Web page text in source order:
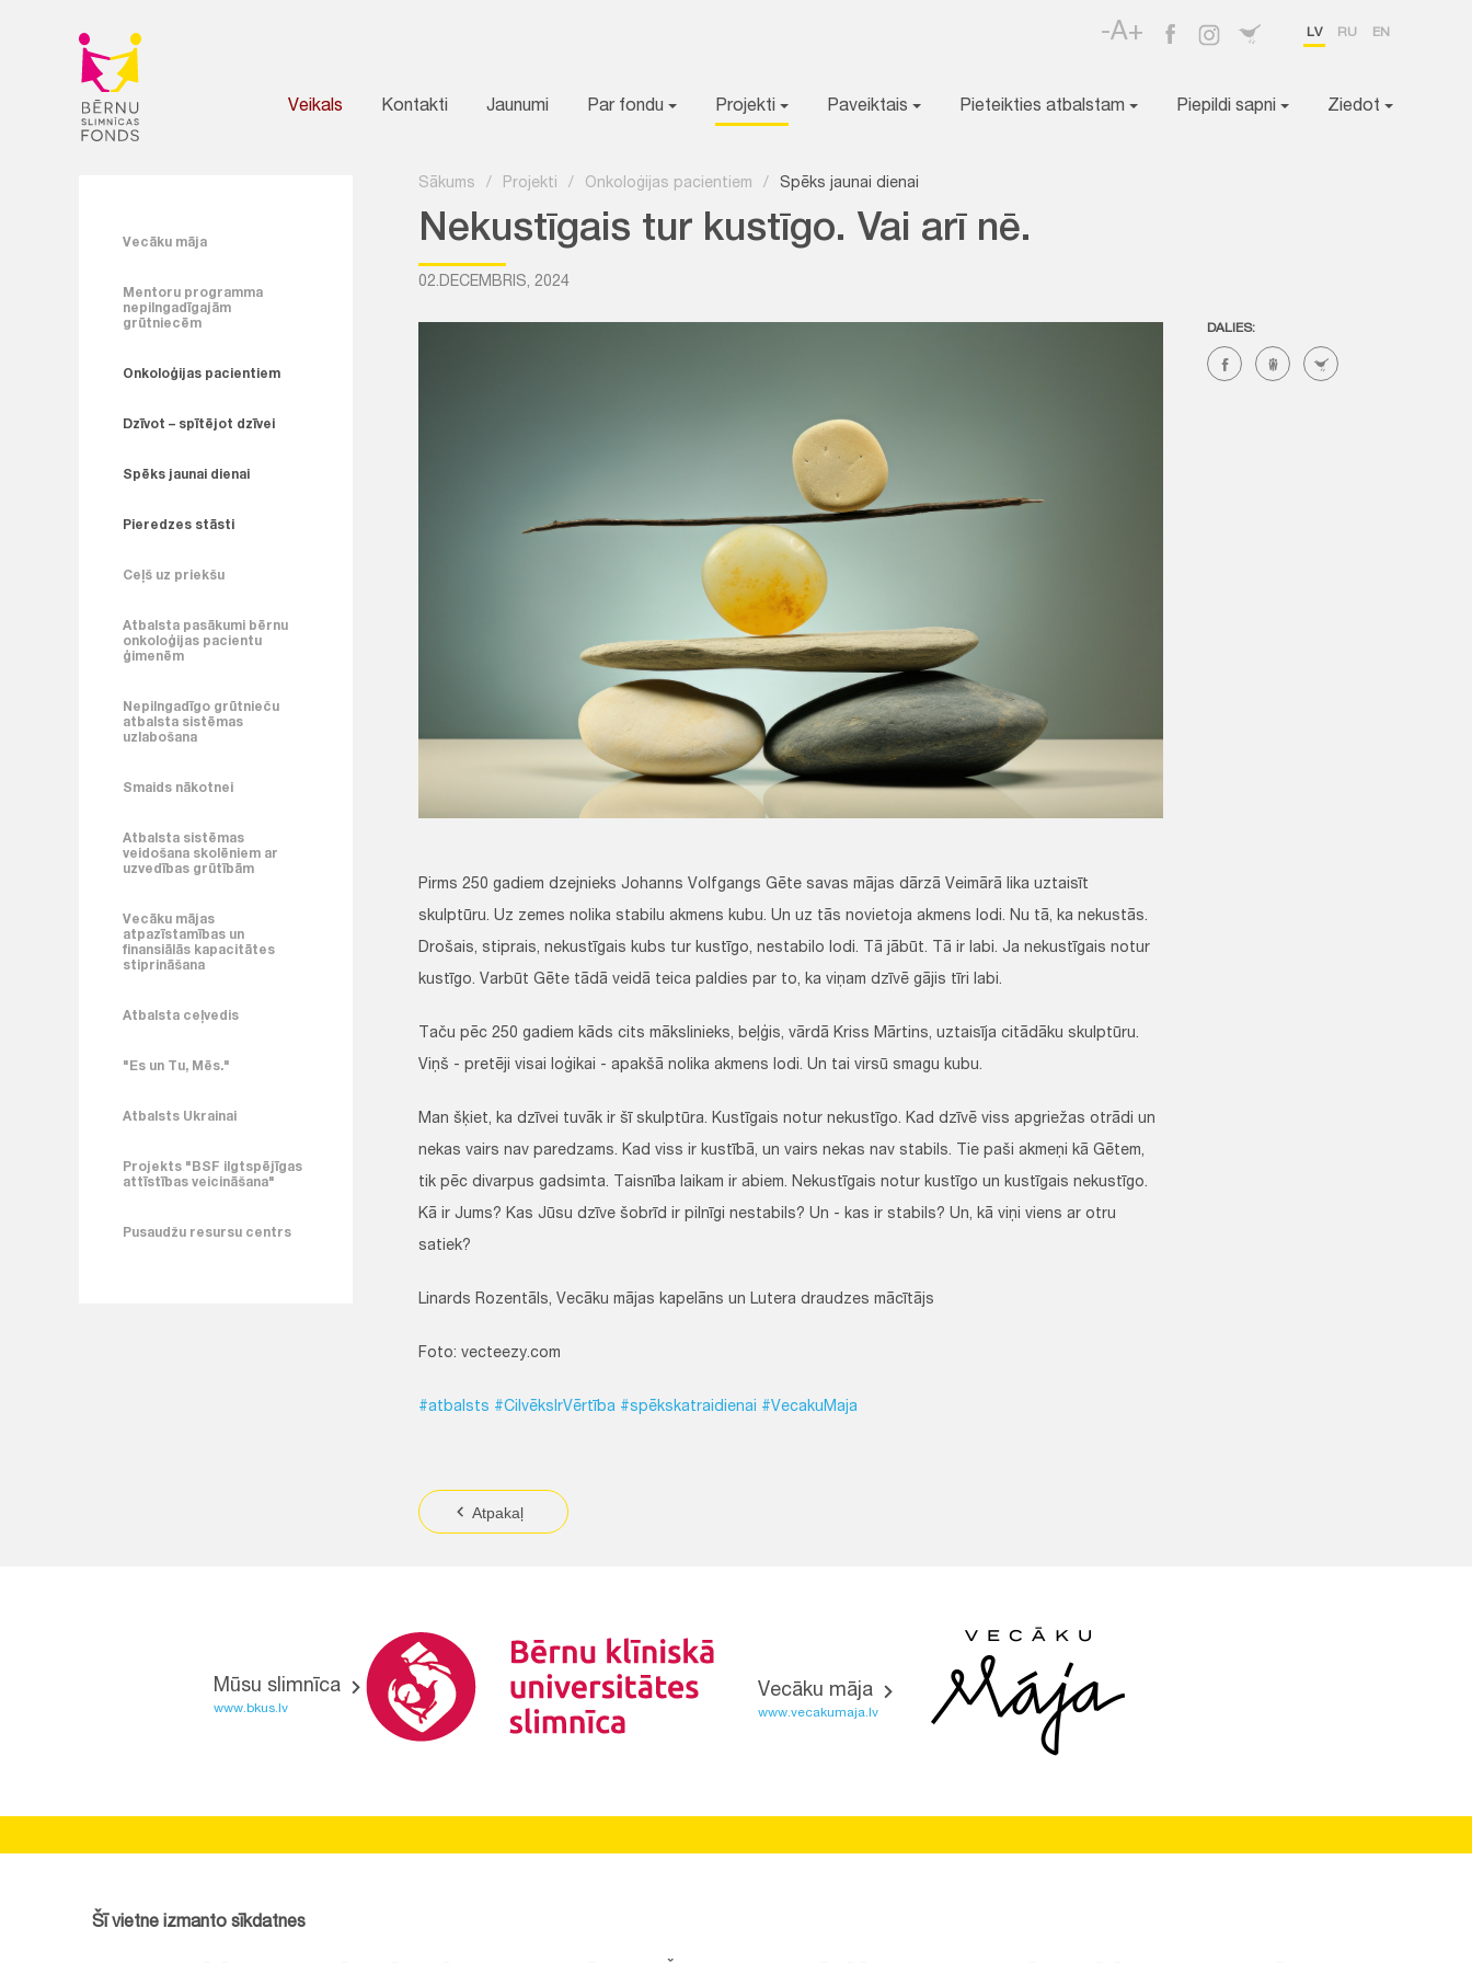
-A+ LV RU EN
Veikals Kontakti Jaunumi Par fondu Projekti Paveiktais Pieteikties atbalstam Piepildi sapni Ziedot
Vecāku māja
Mentoru programma
nepilngadīgajām
grūtniecēm
Onkoloģijas pacientiem
Dzīvot – spītējot dzīvei
Spēks jaunai dienai
Pieredzes stāsti
Ceļš uz priekšu
Atbalsta pasākumi bērnu
onkoloģijas pacientu
ģimenēm
Nepilngadīgo grūtnieču
atbalsta sistēmas
uzlabošana
Smaids nākotnei
Atbalsta sistēmas
veidošana skolēniem ar
uzvedības grūtībām
Vecāku mājas
atpazīstamības un
finansiālās kapacitātes
stiprināšana
Atbalsta ceļvedis
"Es un Tu, Mēs."
Atbalsts Ukrainai
Projekts "BSF ilgtspējīgas
attīstības veicināšana"
Pusaudžu resursu centrs
Sākums / Projekti / Onkoloģijas pacientiem / Spēks jaunai dienai
Nekustīgais tur kustīgo. Vai arī nē.
02.DECEMBRIS, 2024
DALIES:
Pirms 250 gadiem dzejnieks Johanns Volfgangs Gēte savas mājas dārzā Veimārā lika uztaisīt
skulptūru. Uz zemes nolika stabilu akmens kubu. Un uz tās novietoja akmens lodi. Nu tā, ka nekustās.
Drošais, stiprais, nekustīgais kubs tur kustīgo, nestabilo lodi. Tā jābūt. Tā ir labi. Ja nekustīgais notur
kustīgo. Varbūt Gēte tādā veidā teica paldies par to, ka viņam dzīvē gājis tīri labi.
Taču pēc 250 gadiem kāds cits mākslinieks, beļģis, vārdā Kriss Mārtins, uztaisīja citādāku skulptūru.
Viņš - pretēji visai loģikai - apakšā nolika akmens lodi. Un tai virsū smagu kubu.
Man šķiet, ka dzīvei tuvāk ir šī skulptūra. Kustīgais notur nekustīgo. Kad dzīvē viss apgriežas otrādi un
nekas vairs nav paredzams. Kad viss ir kustībā, un vairs nekas nav stabils. Tie paši akmeņi kā Gētem,
tik pēc divarpus gadsimta. Taisnība laikam ir abiem. Nekustīgais notur kustīgo un kustīgais nekustīgo.
Kā ir Jums? Kas Jūsu dzīve šobrīd ir pilnīgi nestabils? Un - kas ir stabils? Un, kā viņi viens ar otru
satiek?
Linards Rozentāls, Vecāku mājas kapelāns un Lutera draudzes mācītājs
Foto: vecteezy.com
#atbalsts #CilvēksIrVērtība #spēkskatraidienai #VecakuMaja
Atpakaļ
Mūsu slimnīca
www.bkus.lv
Vecāku māja
www.vecakumaja.lv
Reģistrācijas nr.: 40008057120
Šī vietne izmanto sīkdatnes